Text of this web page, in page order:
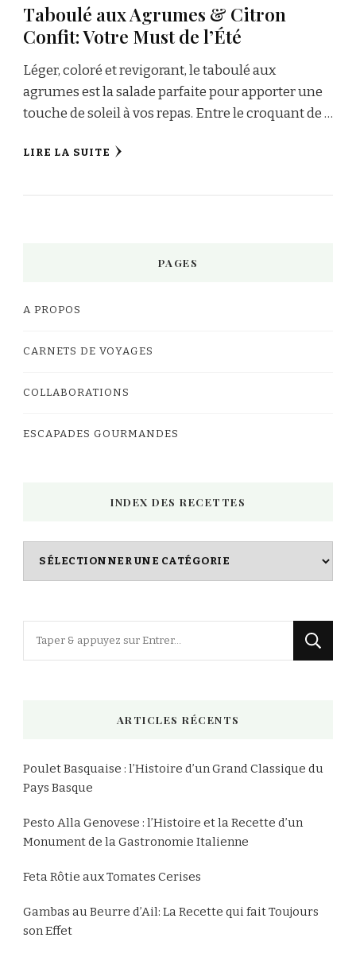
Taboulé aux Agrumes & Citron
Confit: Votre Must de l’Été
Léger, coloré et revigorant, le taboulé aux
agrumes est la salade parfaite pour apporter une
touche de soleil à vos repas. Entre le croquant de …
LIRE LA SUITE
PAGES
A PROPOS
CARNETS DE VOYAGES
COLLABORATIONS
ESCAPADES GOURMANDES
INDEX DES RECETTES
Index
ARTICLES RÉCENTS
Poulet Basquaise : l’Histoire d’un Grand Classique du
Pays Basque
Pesto Alla Genovese : l’Histoire et la Recette d’un
Monument de la Gastronomie Italienne
Feta Rôtie aux Tomates Cerises
Gambas au Beurre d’Ail: La Recette qui fait Toujours
son Effet